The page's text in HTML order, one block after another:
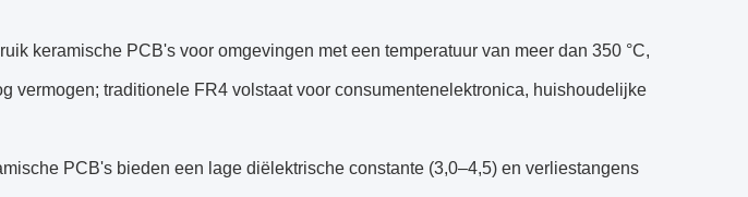
keramische PCB's voor omgevingen met een temperatuur van meer dan 350 °C,
vermogen; traditionele FR4 volstaat voor consumentenelektronica, huishoudelijke
PCB's bieden een lage diëlektrische constante (3,0–4,5) en verliestangens